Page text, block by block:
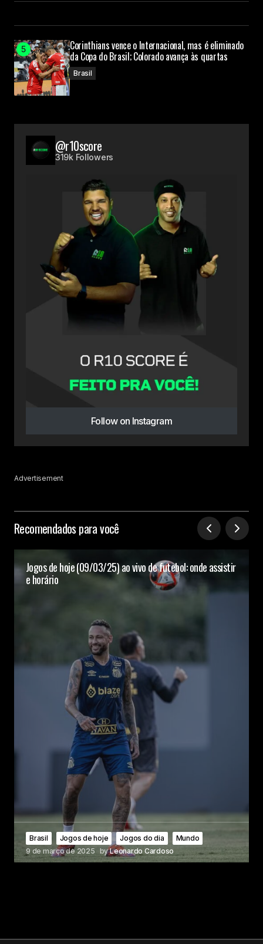
Corinthians vence o Internacional, mas é eliminado
da Copa do Brasil; Colorado avança às quartas
Brasil
@r10score
319k Followers
Follow on Instagram
Advertisement
Recomendados para você
Jogos de hoje (09/03/25) ao vivo de futebol: onde assistir
e horário
Brasil Jogos de hoje Jogos do dia
Mundo
9 de março de 2025 byLeonardo Cardoso